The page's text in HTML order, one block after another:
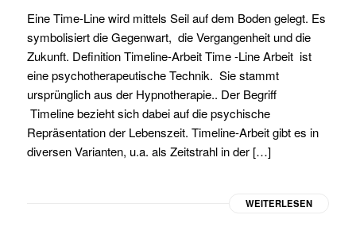
Eine Time-Line wird mittels Seil auf dem Boden gelegt. Es
symbolisiert die Gegenwart, die Vergangenheit und die
Zukunft. Definition Timeline-Arbeit Time -Line Arbeit ist
eine psychotherapeutische Technik. Sie stammt
ursprünglich aus der Hypnotherapie.. Der Begriff
Timeline bezieht sich dabei auf die psychische
Repräsentation der Lebenszeit. Timeline-Arbeit gibt es in
diversen Varianten, u.a. als Zeitstrahl in der […]
WEITERLESEN